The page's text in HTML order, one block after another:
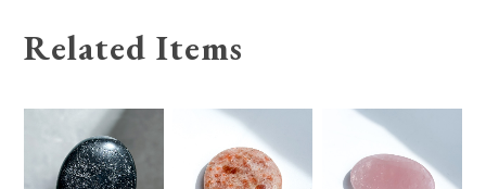
Related Items